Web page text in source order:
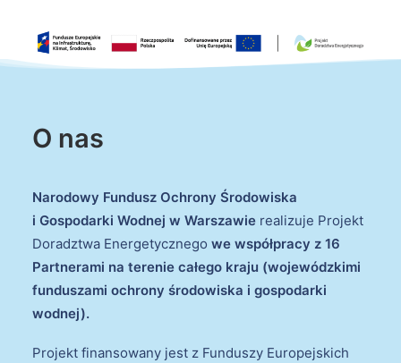
O nas
Narodowy Fundusz Ochrony Środowiska
i Gospodarki Wodnej w Warszawie realizuje Projekt
Doradztwa Energetycznego we współpracy z 16
Partnerami na terenie całego kraju (wojewódzkimi
funduszami ochrony środowiska i gospodarki
wodnej).
Projekt finansowany jest z Funduszy Europejskich